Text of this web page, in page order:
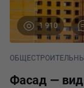
1 910
Фасад ―